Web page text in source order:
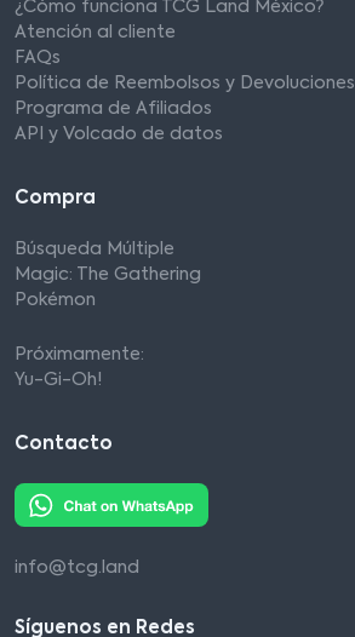
¿Cómo funciona TCG Land México?
Atención al cliente
FAQs
Política de Reembolsos y Devoluciones
Programa de Afiliados
API y Volcado de datos
Compra
Búsqueda Múltiple
Magic: The Gathering
Pokémon
Próximamente:
Yu-Gi-Oh!
Contacto
info@tcg.land
Síguenos en Redes